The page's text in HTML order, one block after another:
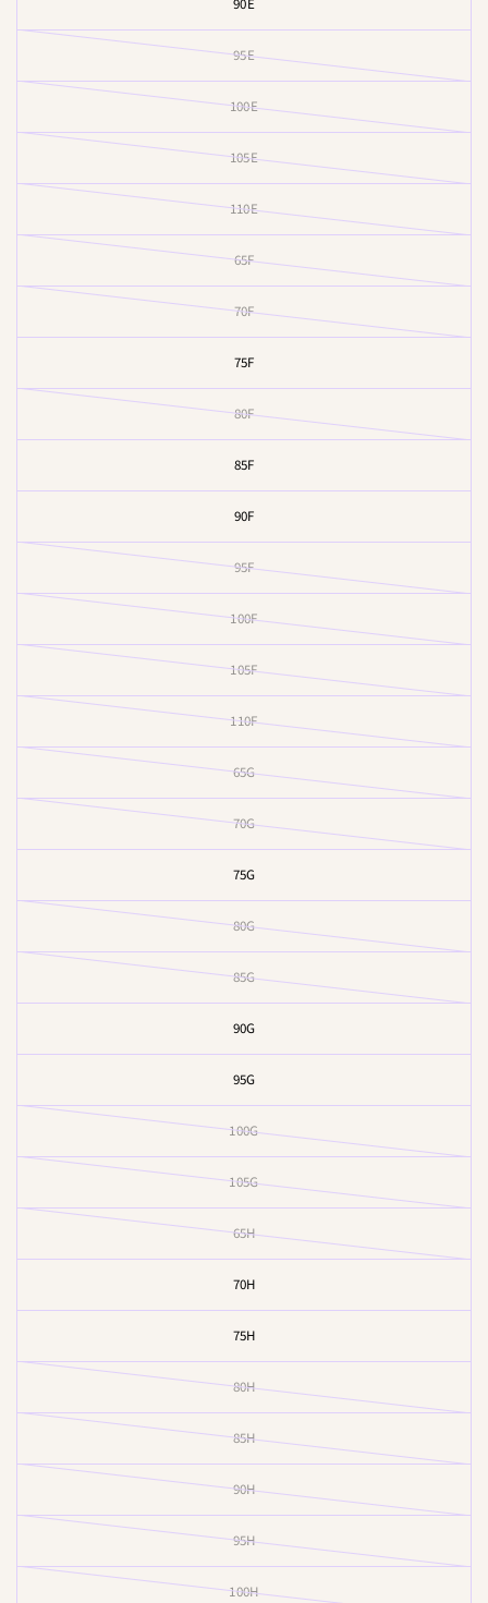
90E
95E
100E
105E
110E
65F
70F
75F
80F
85F
90F
95F
100F
105F
110F
65G
70G
75G
80G
85G
90G
95G
100G
105G
65H
70H
75H
80H
85H
90H
95H
100H